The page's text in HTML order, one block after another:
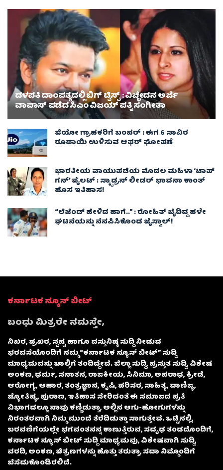
ದಳಪತಿ ದಾಂಪತ್ಯದಲ್ಲಿ ಬಿಗ್ ಟ್ವಿಸ್ಟ್ : ವಿಚ್ಛೇದನ ಅರ್ಜಿ
ವಾಪಾಸ್‌ ಪಡೆದ ಸಿಎಂ ವಿಜಯ್ ಪತ್ನಿ ಸಂಗೀತಾ‌
ಜಿಯೋ ಗ್ರಾಹಕರಿಗೆ ಬಂಪರ್ : ಈಗ 6 ಸಾವಿರ
ರೂಪಾಯಿ ಉಳಿಸುವ ಆಫರ್ ಘೋಷಣೆ
ಭಾರತೀಯ ವಾಯುಪಡೆಯ ಮೊದಲ ಮಹಿಳಾ ‘ಟಾಪ್
ಗನ್’ ಪೈಲಟ್ : ಸ್ಕ್ವಾಡ್ರನ್ ಲೀಡರ್ ಭಾವನಾ ಕಾಂತ್
ಹೊಸ ಇತಿಹಾಸ!
“ಲೆಜೆಂಡ್ ಹೇಳಿದ ಹಾಗೆ..” : ರೋಹಿತ್ ಬೈದಿದ್ದ ಹಳೇ
ಘಟನೆಯನ್ನು ನೆನಪಿಸಿಕೊಂಡ ಜೈಸ್ವಾಲ್!
ಕರ್ನಾಟಕ ನ್ಯೂಸ್ ಬೀಟ್
ಬಂಧು ಮಿತ್ರರೇ ನಮಸ್ತೇ,
ನಿಖರ, ಪ್ರಖರ, ಸ್ಪಷ್ಟ ಹಾಗೂ ವಸ್ತುನಿಷ್ಠ ಸುದ್ದಿ ನೀಡುವ
ಭರವಸೆಯೊಂದಿಗೆ ನಮ್ಮ “ಕರ್ನಾಟಕ ನ್ಯೂಸ್ ಬೀಟ್” ಸುದ್ದಿ
ಮಾಧ್ಯಮವನ್ನು ಚಾಲ್ತಿಗೆ ತಂದಿದ್ದೇವೆ. ಜಿಲ್ಲಾ ಸುದ್ದಿ, ಪ್ರಸ್ತುತ ಸುದ್ದಿ, ವಿಶೇಷ
ಅಂಕಣ, ಧರ್ಮ, ಸನಾತನ, ರಾಜಕೀಯ, ಸಿನಿಮಾ, ಅಪರಾಧ, ಕ್ರೀಡೆ,
ಆರೋಗ್ಯ, ಆಹಾರ, ತಂತ್ರಜ್ಞಾನ, ಕೃಷಿ, ಪರಿಸರ, ಸಾಹಿತ್ಯ, ವಾಣಿಜ್ಯ,
ಜ್ಯೋತಿಷ್ಯ, ಪುರಾಣ, ಇತಿಹಾಸ ಸೇರಿದಂತೆ ಈ ಸಮಾಜದ ಪ್ರತಿ
ವಿಭಾಗದಲ್ಲೂ ನಾವು ಕಣ್ಣಿಡುತ್ತಾ, ಅಲ್ಲಿನ ಆಗು-ಹೋಗುಗಳನ್ನು
ನಿರಂತರವಾಗಿ ನಿಮ್ಮ ಮುಂದೆ ತೆರೆದಿಡುತ್ತಾ ಸಾಗುತ್ತೇವೆ. ಒಟ್ಟಿನಲ್ಲಿ,
ಬರವಣಿಗೆಯಲ್ಲೇ ಭಗವಂತನನ್ನ ಕಾಣುತ್ತಿರುವ, ಸದೃಢ ತಂಡದೊಂದಿಗೆ,
ಕರ್ನಾಟಕ ನ್ಯೂಸ್ ಬೀಟ್ ಸುದ್ದಿ ಮಾಧ್ಯಮವು, ವಿಶೇಷವಾಗಿ ಸುದ್ದಿ,
ವರದಿ, ಅಂಕಣ, ಚಿತ್ರಣಗಳನ್ನು ಹೊತ್ತು ತರುತ್ತಾ, ಸದಾ ನಿಮ್ಮೊಂದಿಗೆ
ಬೆಸೆದುಕೊಂಡಿರಲಿದೆ.